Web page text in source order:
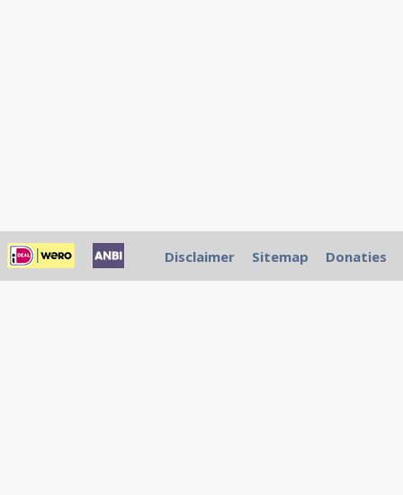
Disclaimer Sitemap Donaties